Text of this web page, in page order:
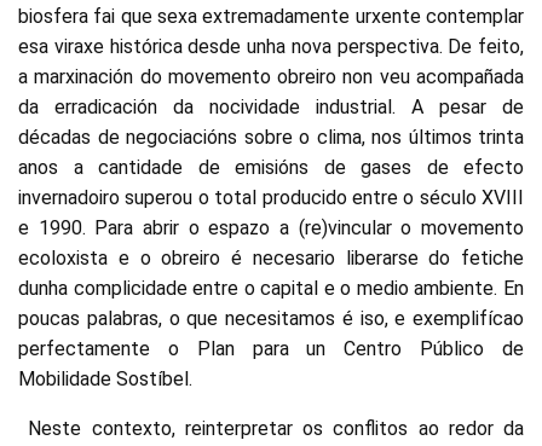
biosfera fai que sexa extremadamente urxente contemplar
esa viraxe histórica desde unha nova perspectiva. De feito,
a marxinación do movemento obreiro non veu acompañada
da erradicación da nocividade industrial. A pesar de
décadas de negociacións sobre o clima, nos últimos trinta
anos a cantidade de emisións de gases de efecto
invernadoiro superou o total producido entre o século XVIII
e 1990. Para abrir o espazo a (re)vincular o movemento
ecoloxista e o obreiro é necesario liberarse do fetiche
dunha complicidade entre o capital e o medio ambiente. En
poucas palabras, o que necesitamos é iso, e exemplifícao
perfectamente o Plan para un Centro Público de
Mobilidade Sostíbel.
Neste contexto, reinterpretar os conflitos ao redor da